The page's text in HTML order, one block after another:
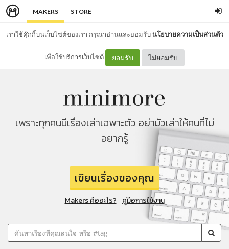
MAKERS STORE
เราใช้คุ๊กกี้บนเว็บไซต์ของเรา กรุณาอ่านและยอมรับนโยบายความเป็นส่วนตัว
เพื่อใช้บริการเว็บไซต์ ยอมรับ ไม่ยอมรับ
เพราะทุกคนมีเรื่องเล่าเฉพาะตัว อย่ามัวเล่าให้คนที่ไม่
อยากรู้
เขียนเรื่องของคุณ
Makers คืออะไร? คู่มือการใช้งาน